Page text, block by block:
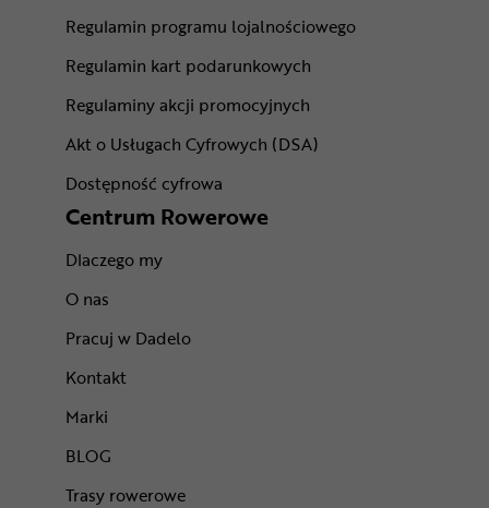
Regulamin programu lojalnościowego
Regulamin kart podarunkowych
Regulaminy akcji promocyjnych
Akt o Usługach Cyfrowych (DSA)
Dostępność cyfrowa
Centrum Rowerowe
Dlaczego my
O nas
Pracuj w Dadelo
Kontakt
Marki
BLOG
Trasy rowerowe